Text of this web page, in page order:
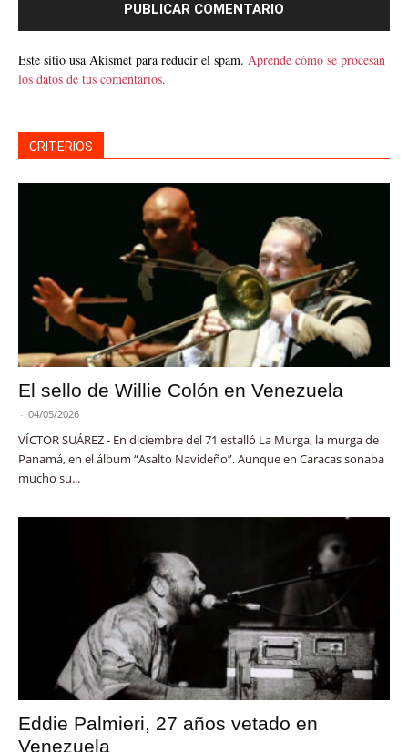
Este sitio usa Akismet para reducir el spam. Aprende cómo se procesan
los datos de tus comentarios.
CRITERIOS
El sello de Willie Colón en Venezuela
- 04/05/2026
VÍCTOR SUÁREZ - En diciembre del 71 estalló La Murga, la murga de
Panamá, en el álbum “Asalto Navideño”. Aunque en Caracas sonaba
mucho su...
Eddie Palmieri, 27 años vetado en
Venezuela